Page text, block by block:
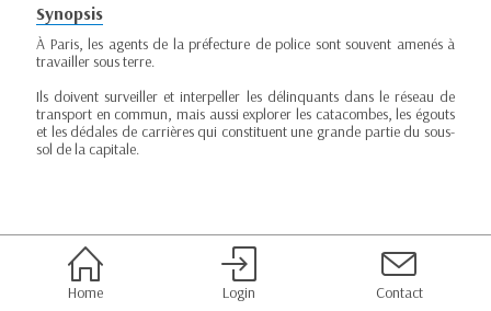
Synopsis
À Paris, les agents de la préfecture de police sont souvent amenés à
travailler sous terre.
Ils doivent surveiller et interpeller les délinquants dans le réseau de
transport en commun, mais aussi explorer les catacombes, les égouts
et les dédales de carrières qui constituent une grande partie du sous-
sol de la capitale.
Home Login Contact